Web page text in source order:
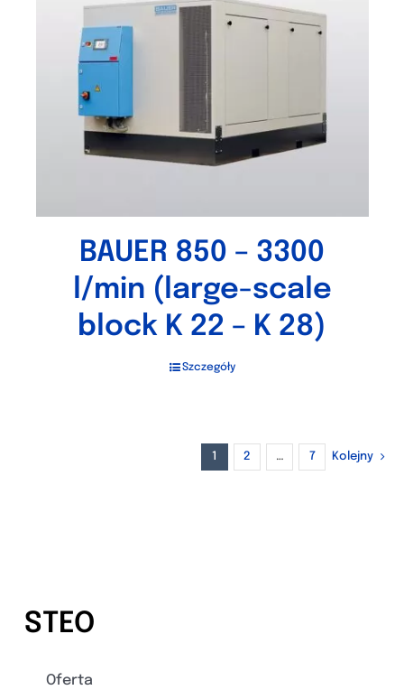
BAUER 850 – 3300
l/min (large-scale
block K 22 – K 28)
Szczegóły
1 2 … 7 Kolejny
STEO
Oferta